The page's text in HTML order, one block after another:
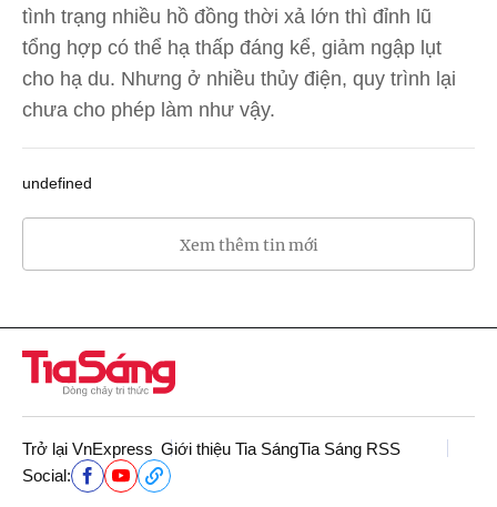
tình trạng nhiều hồ đồng thời xả lớn thì đỉnh lũ
tổng hợp có thể hạ thấp đáng kể, giảm ngập lụt
cho hạ du. Nhưng ở nhiều thủy điện, quy trình lại
chưa cho phép làm như vậy.
undefined
Xem thêm tin mới
Trở lại VnExpress Giới thiệu Tia SángTia Sáng RSS
Social: